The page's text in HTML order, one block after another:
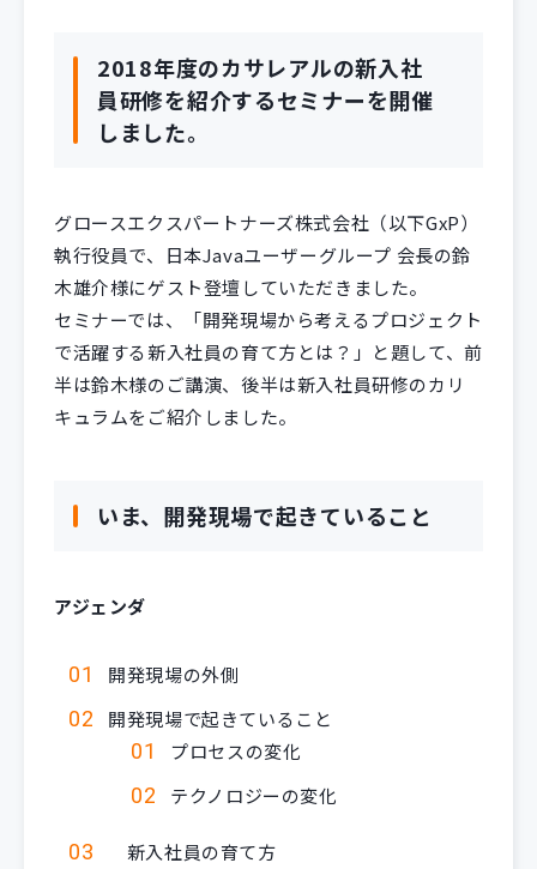
2018年度のカサレアルの新入社
員研修を紹介するセミナーを開催
しました。
グロースエクスパートナーズ株式会社（以下GxP）
執行役員で、日本Javaユーザーグループ 会長の鈴
木雄介様にゲスト登壇していただきました。
セミナーでは、「開発現場から考えるプロジェクト
で活躍する新入社員の育て方とは？」と題して、前
半は鈴木様のご講演、後半は新入社員研修のカリ
キュラムをご紹介しました。
いま、開発現場で起きていること
アジェンダ
開発現場の外側
開発現場で起きていること
プロセスの変化
テクノロジーの変化
新入社員の育て方